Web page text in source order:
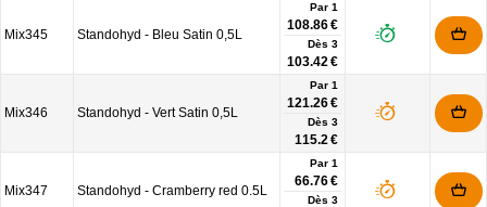
Mix345 Standohyd - Bleu Satin 0,5L
Par 1
108.86 €
Dès 3
103.42 €
Mix346 Standohyd - Vert Satin 0,5L
Par 1
121.26 €
Dès 3
115.2 €
Mix347 Standohyd - Cramberry red 0.5L
Par 1
66.76 €
Dès 3